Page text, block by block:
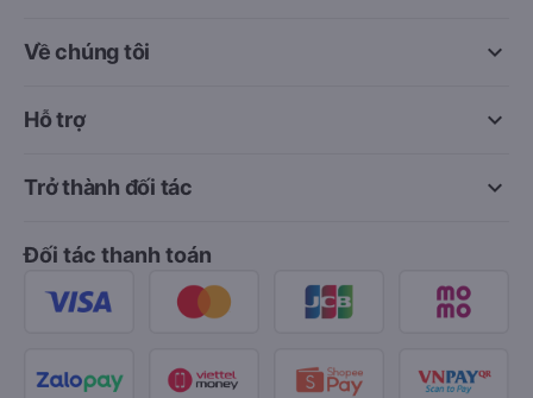
keyboard_arrow_down
Về chúng tôi
keyboard_arrow_down
Hỗ trợ
keyboard_arrow_down
Trở thành đối tác
Đối tác thanh toán